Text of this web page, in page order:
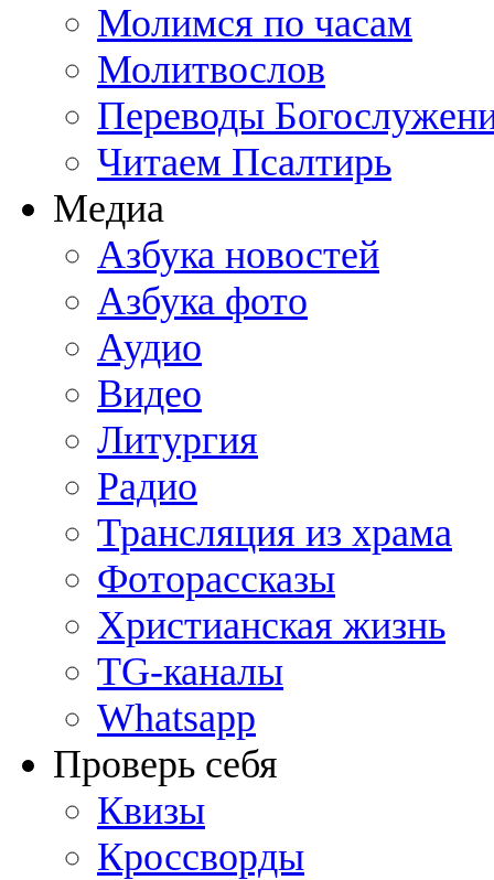
Молимся по часам
Молитвослов
Переводы
Читаем Псалтирь
Медиа
Азбука новостей
Азбука фото
Аудио
Видео
Литургия
Радио
Трансляция из храма
Фоторассказы
Христианская жизнь
TG-каналы
Whatsapp
Проверь себя
Квизы
Кроссворды